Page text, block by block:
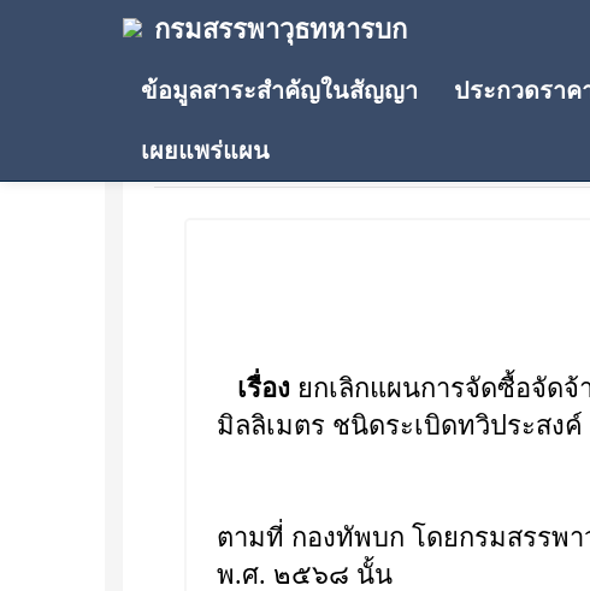
กรมสรรพาวุธทหารบก
ข้อมูลสาระสำคัญในสัญญา ประกวดราค
เผยแพร่แผน
ประกาศเผยแพร่แผน
เรื่อง ยกเลิกแผนการจัดซื้อจัด
มิลลิเมตร ชนิดระเบิดทวิประสงค์
ตามที่ กองทัพบก โดยกรมสรรพ
พ.ศ. ๒๕๖๘ นั้น